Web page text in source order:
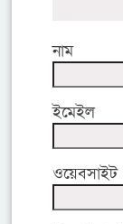
নাম
ইমেইল
ওয়েবসাইট